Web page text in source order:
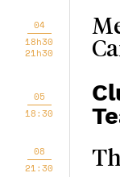
04
18h30
21h30
05
18:30
08
21:30